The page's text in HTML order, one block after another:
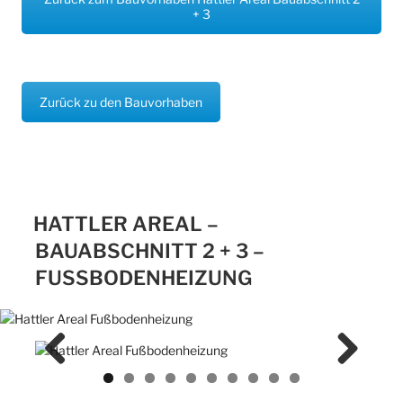
+ 3
Zurück zu den Bauvorhaben
HATTLER AREAL –
BAUABSCHNITT 2 + 3 –
FUSSBODENHEIZUNG